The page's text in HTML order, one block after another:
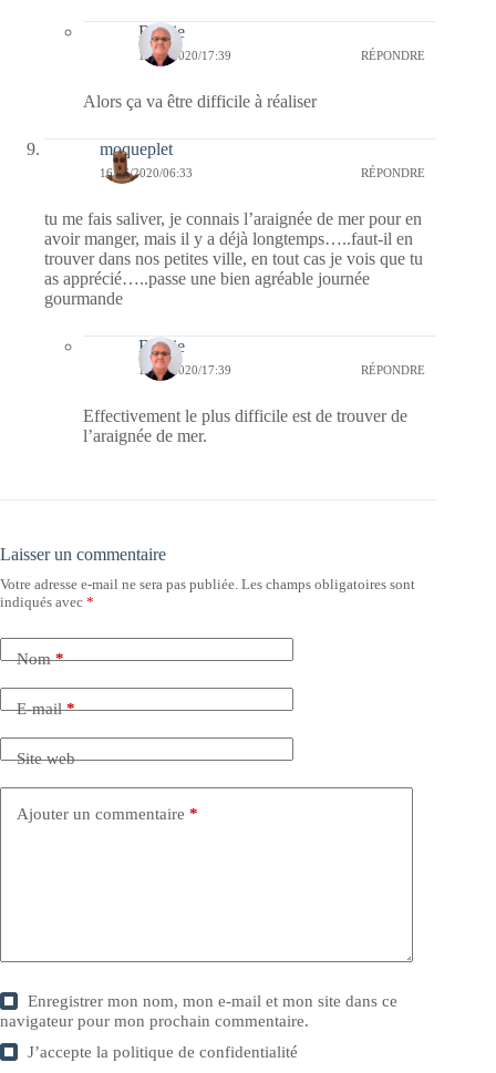
Bernie
16/06/2020/17:39 RÉPONDRE
Alors ça va être difficile à réaliser
moqueplet
16/06/2020/06:33 RÉPONDRE
tu me fais saliver, je connais l’araignée de mer pour en
avoir manger, mais il y a déjà longtemps…..faut-il en
trouver dans nos petites ville, en tout cas je vois que tu
as apprécié…..passe une bien agréable journée
gourmande
Bernie
16/06/2020/17:39 RÉPONDRE
Effectivement le plus difficile est de trouver de
l’araignée de mer.
Laisser un commentaire
Votre adresse e-mail ne sera pas publiée. Les champs obligatoires sont
indiqués avec *
Nom*
E-mail*
Site web
Ajouter un commentaire *
Enregistrer mon nom, mon e-mail et mon site dans ce
navigateur pour mon prochain commentaire.
J’accepte lapolitique de confidentialité